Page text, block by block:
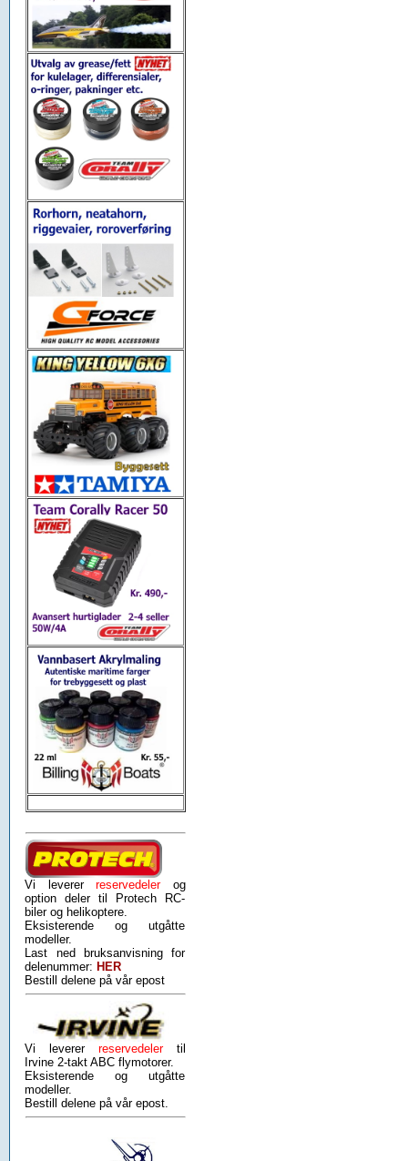
Vi levererreservedelerog
option deler til Protech RC-
biler og helikoptere.
Eksisterende og utgåtte
modeller.
Last ned bruksanvisning for
delenummer: HER
Bestill delene på vår epost
Vi leverer reservedelertil
Irvine 2-takt ABC flymotorer.
Eksisterende og utgåtte
modeller.
Bestill delene på vår epost.